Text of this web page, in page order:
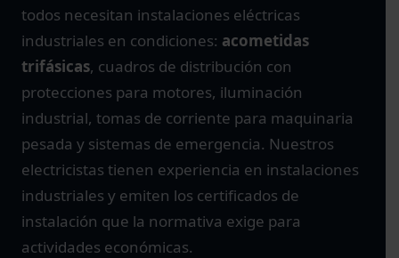
todos necesitan instalaciones eléctricas
industriales en condiciones: acometidas
trifásicas, cuadros de distribución con
protecciones para motores, iluminación
industrial, tomas de corriente para maquinaria
pesada y sistemas de emergencia. Nuestros
electricistas tienen experiencia en instalaciones
industriales y emiten los certificados de
instalación que la normativa exige para
actividades económicas.